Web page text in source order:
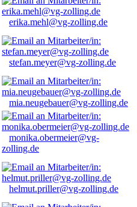
erika.mehl@vg-zolling.de
stefan.meyer@vg-zolling.de
mia.neugebauer@vg-zolling.de
monika.obermeier@vg-
zolling.de
helmut.priller@vg-zolling.de